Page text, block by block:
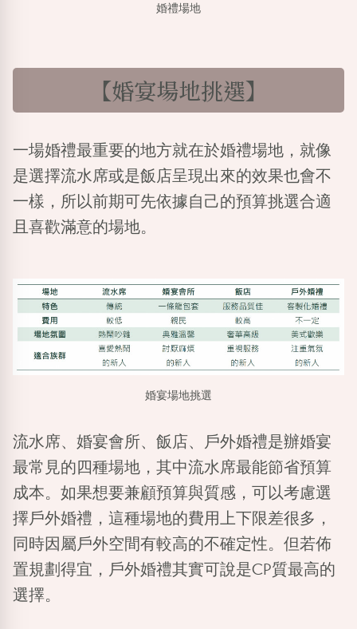
婚禮場地
【婚宴場地挑選】
一場婚禮最重要的地方就在於婚禮場地，就像
是選擇流水席或是飯店呈現出來的效果也會不
一樣，所以前期可先依據自己的預算挑選合適
且喜歡滿意的場地。
婚宴場地挑選
流水席、婚宴會所、飯店、戶外婚禮是辦婚宴
最常見的四種場地，其中流水席最能節省預算
成本。如果想要兼顧預算與質感，可以考慮選
擇戶外婚禮，這種場地的費用上下限差很多，
同時因屬戶外空間有較高的不確定性。但若佈
置規劃得宜，戶外婚禮其實可說是CP質最高的
選擇。